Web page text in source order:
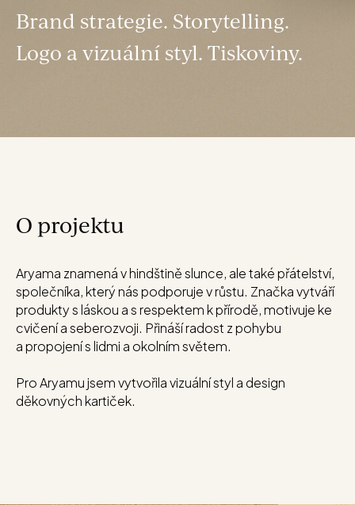
Brand strategie. Storytelling.
Logo a vizuální styl. Tiskoviny.
O projektu
Aryama znamená v hindštině slunce, ale také přátelství,
společníka, který nás podporuje v růstu. Značka vytváří
produkty s láskou a s respektem k přírodě, motivuje ke
cvičení a seberozvoji. Přináší radost z pohybu
a propojení s lidmi a okolním světem.
Pro Aryamu jsem vytvořila vizuální styl a design
děkovných kartiček.